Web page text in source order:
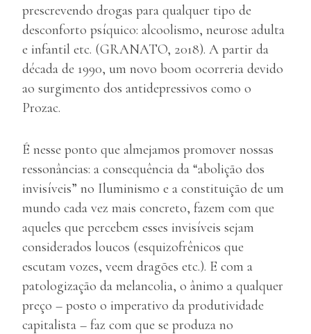
prescrevendo drogas para qualquer tipo de
desconforto psíquico: alcoolismo, neurose adulta
e infantil etc. (GRANATO, 2018). A partir da
década de 1990, um novo boom ocorreria devido
ao surgimento dos antidepressivos como o
Prozac.
É nesse ponto que almejamos promover nossas
ressonâncias: a consequência da “abolição dos
invisíveis” no Iluminismo e a constituição de um
mundo cada vez mais concreto, fazem com que
aqueles que percebem esses invisíveis sejam
considerados loucos (esquizofrênicos que
escutam vozes, veem dragões etc.). E com a
patologização da melancolia, o ânimo a qualquer
preço – posto o imperativo da produtividade
capitalista – faz com que se produza no